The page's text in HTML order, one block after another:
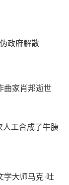
政府解散
曲家肖邦逝世
人工合成了牛胰
学大师马克·吐